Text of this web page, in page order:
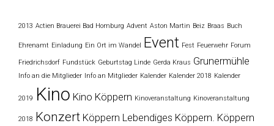
2013 Actien Brauerei Bad Homburg Advent Aston Martin Beiz Braas Buch
Ehrenamt Einladung Ein Ort im Wandel Event Fest Feuerwehr Forum
Friedrichsdorf Fundstück Geburtstag Linde Gerda Kraus Grunermühle
Info an die Mitglieder Info an Mitglieder Kalender Kalender 2018 Kalender
2019 Kino Kino Köppern Kinoveranstaltung Kinoveranstaltung
2018 Konzert Köppern Lebendiges Köppern. Köppern